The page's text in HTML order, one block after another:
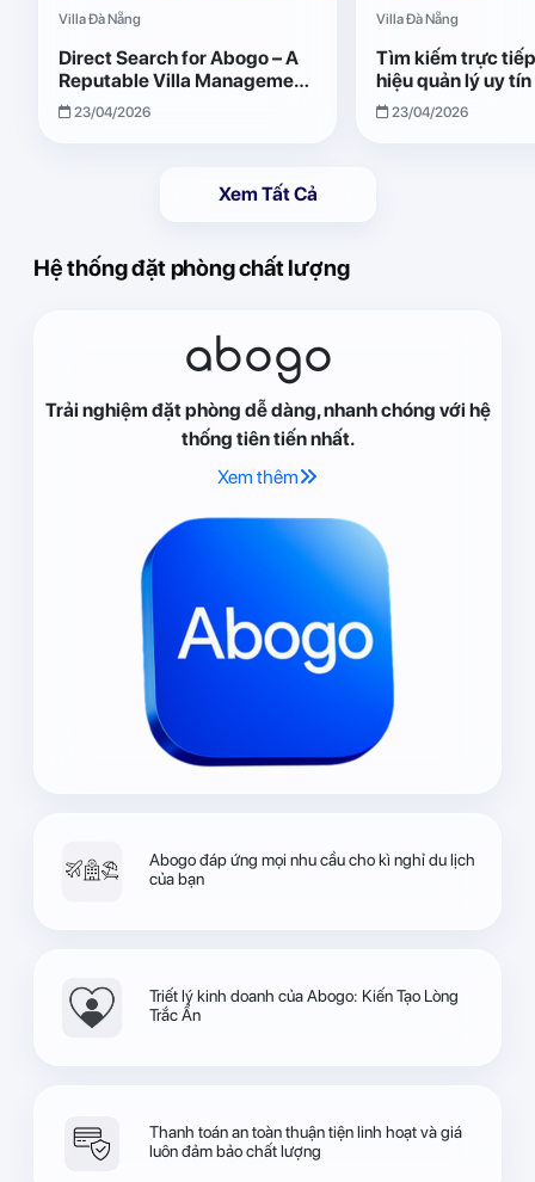
Villa Đà Nẵng
Direct Search for Abogo – A
Reputable Villa Management
Brand with Transparent and
Effective Operations
23/04/2026
Villa Đà Nẵng
Tìm kiếm trực
hiệu quản lý uy
Giải pháp vận
quả, minh bạch
23/04/2026
Xem Tất Cả
Hệ thống đặt phòng chất lượng
abogo
Trải nghiệm đặt phòng dễ dàng, nhanh chóng với hệ
thống tiên tiến nhất.
Xem thêm
Abogo đáp ứng mọi nhu cầu cho kì nghỉ du lịch
của bạn
Triết lý kinh doanh của Abogo: Kiến Tạo Lòng
Trắc Ẩn
Thanh toán an toàn thuận tiện linh hoạt và giá
luôn đảm bảo chất lượng